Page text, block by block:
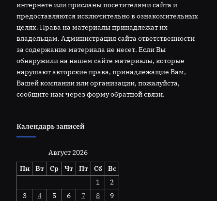
интернете или присланы посетителями сайта и
предоставляются исключительно в ознакомительных
целях. Права на материалы принадлежат их
владельцам. Администрация сайта ответственности
за содержание материала не несет. Если Вы
обнаружили на нашем сайте материалы, которые
нарушают авторские права, принадлежащие Вам,
Вашей компании или организации, пожалуйста,
сообщите нам через форму обратной связи.
Календарь записей
Август 2026
Пн
Вт Ср Чт Пт Сб
Вс
1
2
3
4 5 6 7 8 9